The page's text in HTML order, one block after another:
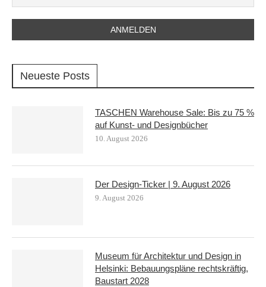
Neueste Posts
TASCHEN Warehouse Sale: Bis zu 75 %
auf Kunst- und Designbücher
10. August 2026
Der Design-Ticker | 9. August 2026
9. August 2026
Museum für Architektur und Design in
Helsinki: Bebauungspläne rechtskräftig,
Baustart 2028